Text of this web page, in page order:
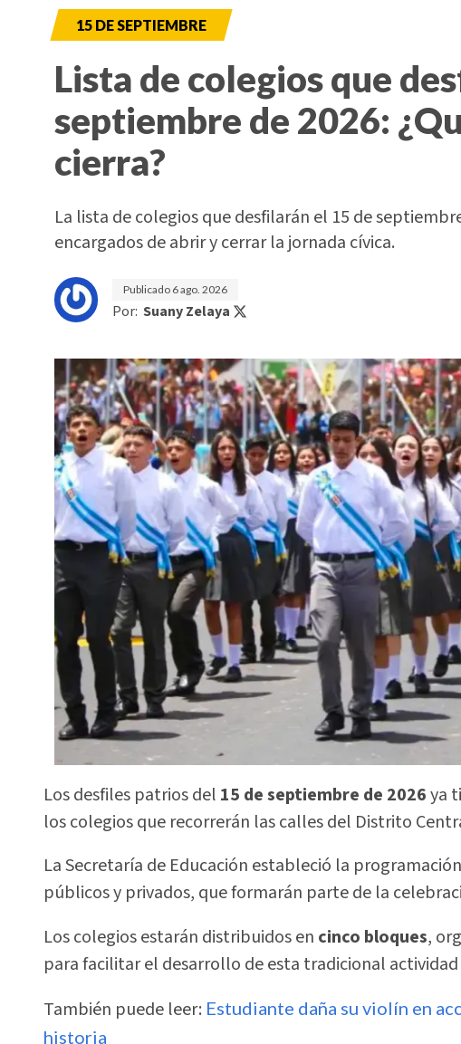
15 DE SEPTIEMBRE
Lista de colegios que
septiembre de 2026:
cierra?
La lista de colegios que desfilarán el 15 de
encargados de abrir y cerrar la jornada cívica.
Publicado 6 ago. 2026
Por: Suany Zelaya
Los desfiles patrios del 15 de septiembre de 2026ya
los colegios que recorrerán las calles del Distrito
La Secretaría de Educación estableció la
públicos y privados, que formarán parte de la
Los colegios estarán distribuidos en cinco bloques,
para facilitar el desarrollo de esta tradicional actividad
También puede leer: Estudiante daña su violín en
historia